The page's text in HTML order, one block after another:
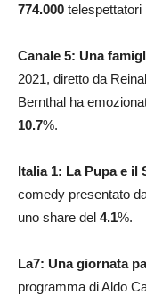
774.000 telespettatori
Canale 5: Una
2021, diretto da
Bernthal ha
10.7%.
Italia 1: La Pupa e il
comedy presentato
uno share del 4.1%.
La7: Una giornata
programma di Aldo